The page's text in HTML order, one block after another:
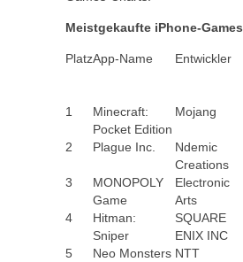
Meistgekaufte iPhone-Games
PlatzApp-Name Entwickler
1
Minecraft:
Pocket Edition
Mojang
2 Plague Inc.
Ndemic
Creations
3
MONOPOLY
Game
Electronic
Arts
4
Hitman:
Sniper
SQUARE
ENIX INC
5 Neo Monsters NTT